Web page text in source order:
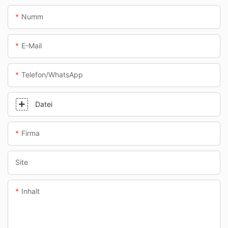
Numm
E-Mail
Telefon/WhatsApp
Datei
Firma
Site
Inhalt